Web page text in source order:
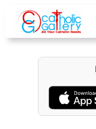
content